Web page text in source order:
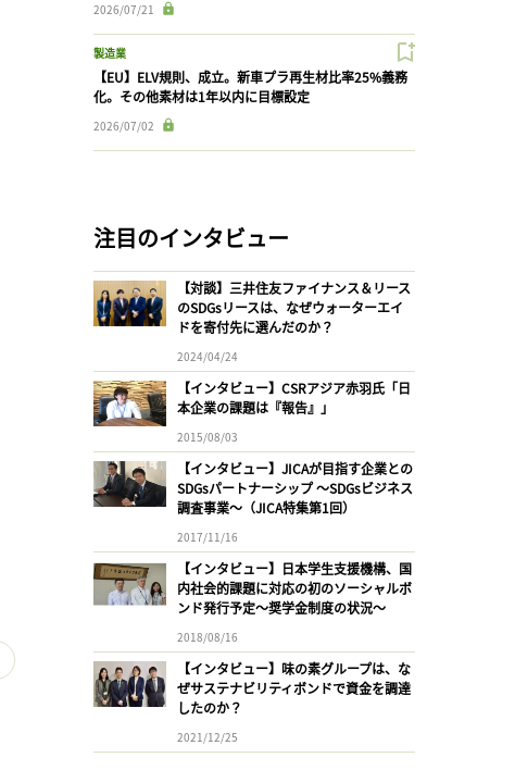
2026/07/21
製造業
【EU】ELV規則、成立。新車プラ再生材比率25%義務
化。その他素材は1年以内に目標設定
2026/07/02
注目のインタビュー
【対談】三井住友ファイナンス＆リース
のSDGsリースは、なぜウォーターエイ
ドを寄付先に選んだのか？
2024/04/24
【インタビュー】CSRアジア赤羽氏「日
本企業の課題は『報告』」
2015/08/03
【インタビュー】JICAが目指す企業との
SDGsパートナーシップ 〜SDGsビジネス
調査事業〜（JICA特集第1回）
2017/11/16
【インタビュー】日本学生支援機構、国
内社会的課題に対応の初のソーシャルボ
ンド発行予定〜奨学金制度の状況〜
2018/08/16
【インタビュー】味の素グループは、な
ぜサステナビリティボンドで資金を調達
したのか？
2021/12/25